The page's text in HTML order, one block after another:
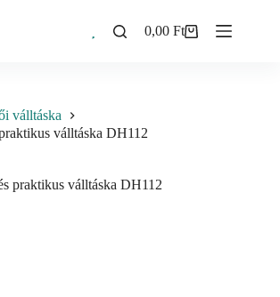
Shopping
0,00Ft
válltáska
válltáska DH112